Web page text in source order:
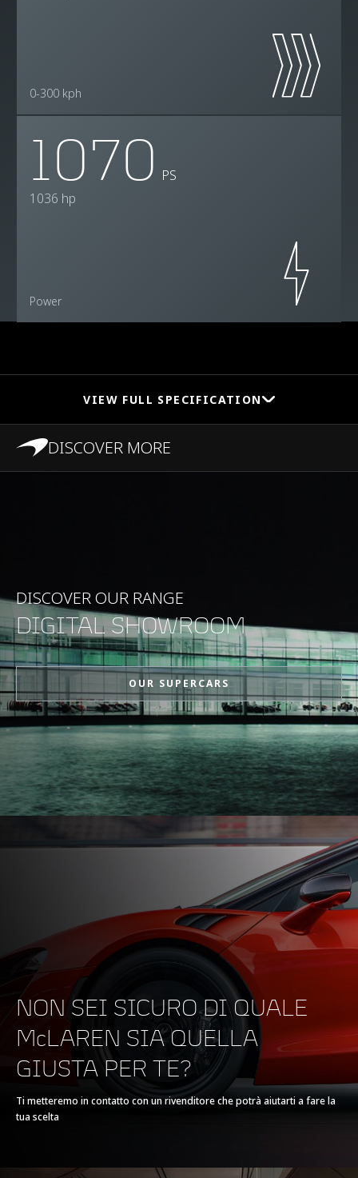
0-300 kph
1070 PS
1036 hp
Power
VIEW FULL SPECIFICATION
0-100kph (62mph) 3.0 seconds
0-200kph (124mph) 6.6 seconds
Maximum Power 1070PS (1036bhp)
Maximum Torque
(Nm (lb-ft))
1150 (848) @ 5,500-
6,500 rpm
ENGINE
Engine Capacity TBA
Type V8, 4.0L with eMotor
Technology
Twin-Turbocharged
V8 Engine with
parallel hybrid system
DISCOVER MORE
DISCOVER OUR RANGE
DIGITAL SHOWROOM
OUR SUPERCARS
NON SEI SICURO DI QUALE
McLAREN SIA QUELLA
GIUSTA PER TE?
Ti metteremo in contatto con un rivenditore che potrà aiutarti a fare la
tua scelta